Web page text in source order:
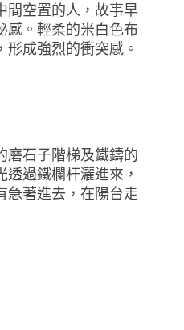
間空置的人，故事早
感。輕柔的米白色布
形成強烈的衝突感。
磨石子階梯及鐵鑄的
過鐵欄杆灑進來，
急著進去，在陽台走